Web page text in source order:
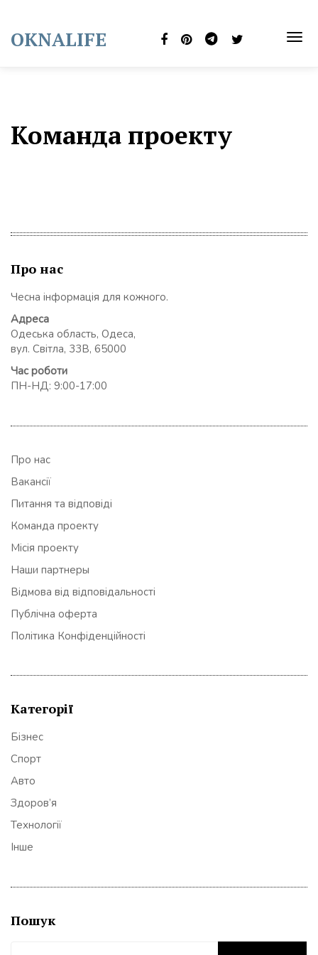
content
OKNALIFE
Команда проекту
Про нас
Чесна інформація для кожного.
Адреса
Одеська область, Одеса,
вул. Світла, 33В, 65000
Час роботи
ПН-НД: 9:00-17:00
Про нас
Вакансії
Питання та відповіді
Команда проекту
Місія проекту
Наши партнеры
Відмова від відповідальності
Публічна оферта
Політика Конфіденційності
Категорії
Бізнес
Спорт
Авто
Здоров’я
Технології
Інше
Пошук